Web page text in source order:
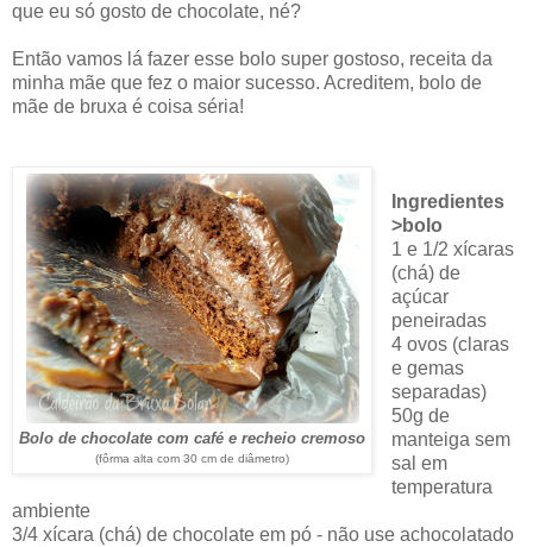
que eu só gosto de chocolate, né?
Então vamos lá fazer esse bolo super gostoso, receita da
minha mãe que fez o maior sucesso. Acreditem, bolo de
mãe de bruxa é coisa séria!
Bolo de chocolate com café e recheio cremoso
(fôrma alta com 30 cm de diâmetro)
Ingredientes
>bolo
1 e 1/2 xícaras
(chá) de
açúcar
peneiradas
4 ovos (claras
e gemas
separadas)
50g de
manteiga sem
sal em
temperatura
ambiente
3/4 xícara (chá) de chocolate em pó - não use achocolatado